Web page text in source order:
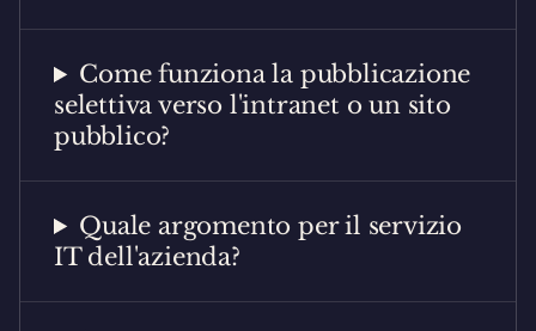
Come funziona la pubblicazione
selettiva verso l'intranet o un sito
pubblico?
Quale argomento per il servizio
IT dell'azienda?